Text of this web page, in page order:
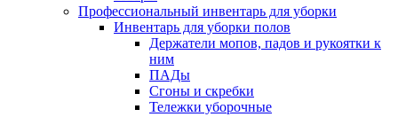
Профессиональный инвентарь для уборки
Инвентарь для уборки полов
Держатели мопов, падов и рукоятки к
ним
ПАДы
Сгоны и скребки
Тележки уборочные